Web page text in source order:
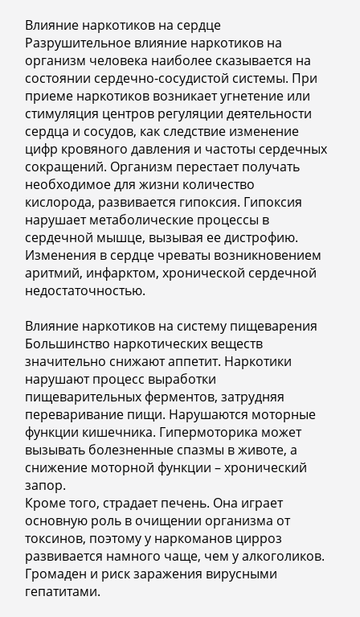
Влияние наркотиков на сердце
Разрушительное влияние наркотиков на
организм человека наиболее сказывается на
состоянии сердечно-сосудистой системы. При
приеме наркотиков возникает угнетение или
стимуляция центров регуляции деятельности
сердца и сосудов, как следствие изменение
цифр кровяного давления и частоты сердечных
сокращений. Организм перестает получать
необходимое для жизни количество
кислорода, развивается гипоксия. Гипоксия
нарушает метаболические процессы в
сердечной мышце, вызывая ее дистрофию.
Изменения в сердце чреваты возникновением
аритмий, инфарктом, хронической сердечной
недостаточностью.
Влияние наркотиков на систему пищеварения
Большинство наркотических веществ
значительно снижают аппетит. Наркотики
нарушают процесс выработки
пищеварительных ферментов, затрудняя
переваривание пищи. Нарушаются моторные
функции кишечника. Гипермоторика может
вызывать болезненные спазмы в животе, а
снижение моторной функции – хронический
запор.
Кроме того, страдает печень. Она играет
основную роль в очищении организма от
токсинов, поэтому у наркоманов цирроз
развивается намного чаще, чем у алкоголиков.
Громаден и риск заражения вирусными
гепатитами.